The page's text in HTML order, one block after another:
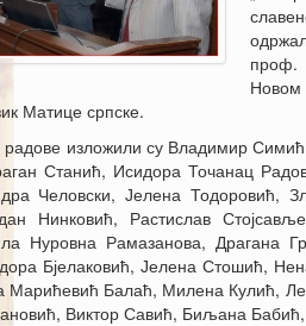
проф.
Новом
Матице српске.
радове изложили су Владимир
Станић, Исидора Точанац
Человски, Јелена Тодоровић,
Нинковић, Растислав
Нуровна Рамазанова,
Бјелаковић, Јелена Стошић,
Марићевић Балаћ, Милена Кулић,
Виктор Савић, Биљана